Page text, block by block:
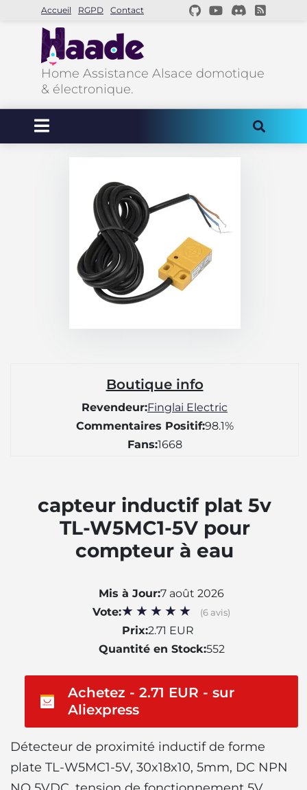
Accueil RGPD Contact
Home Assistance Alsace domotique
& électronique.
Boutique info
Revendeur:Finglai Electric
Commentaires Positif:98.1%
Fans:1668
capteur inductif plat 5v
TL-W5MC1-5V pour
compteur à eau
Mis à Jour:7 août 2026
Vote:
(6 avis)
Prix:2.71 EUR
Quantité en Stock:552
Achetez - 2.71 EUR - sur
Aliexpress
Détecteur de proximité inductif de forme
plate TL-W5MC1-5V, 30x18x10, 5mm, DC NPN